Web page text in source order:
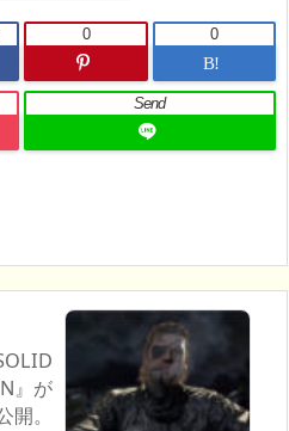
0
B!
0
Send
』が
。